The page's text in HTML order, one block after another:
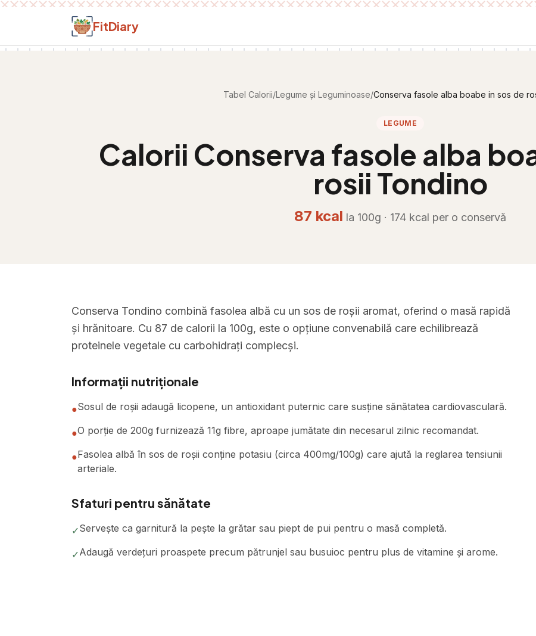
Salt la conținut
FitDiary
Tabel Calorii/Legume și Leguminoase/Conserva fasole alba boabe in sos de
LEGUME
Calorii Conserva fasole alba
rosii Tondino
87 kcal la 100g · 174 kcal per o conservă
Conserva Tondino combină fasolea albă cu un sos de roșii aromat, oferind o masă rapidă
și hrănitoare. Cu 87 de calorii la 100g, este o opțiune convenabilă care echilibrează
proteinele vegetale cu carbohidrați complecși.
Informații nutriționale
●Sosul de roșii adaugă licopene, un antioxidant puternic care susține sănătatea cardiovasculară.
●O porție de 200g furnizează 11g fibre, aproape jumătate din necesarul zilnic recomandat.
●Fasolea albă în sos de roșii conține potasiu (circa 400mg/100g) care ajută la reglarea tensiunii
arteriale.
Sfaturi pentru sănătate
✓Servește ca garnitură la pește la grătar sau piept de pui pentru o masă completă.
✓Adaugă verdețuri proaspete precum pătrunjel sau busuioc pentru plus de vitamine și arome.